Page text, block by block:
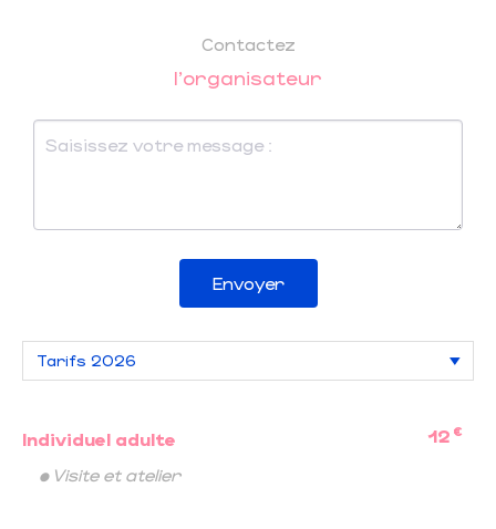
Contactez
l'organisateur
Envoyer
Individuel adulte 12 €
• Visite et atelier